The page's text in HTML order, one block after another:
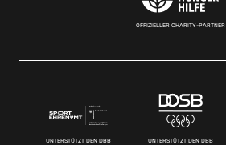
OFFIZIELLER CHARITY-PARTNER
UNTERSTÜTZT DEN DBB UNTERSTÜTZT DEN DBB